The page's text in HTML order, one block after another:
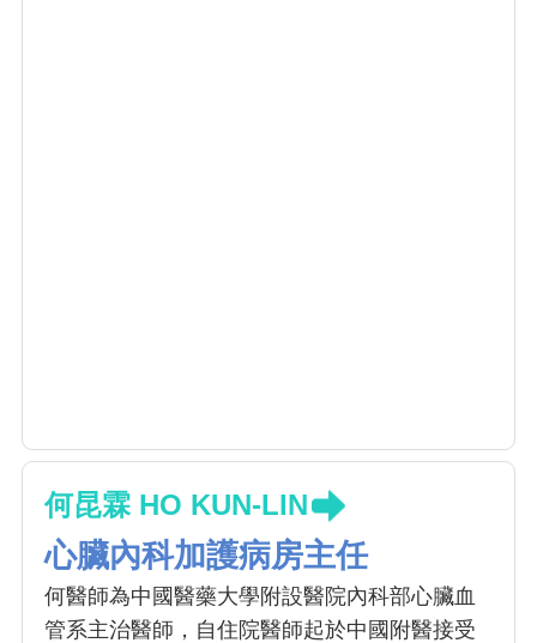
何昆霖 HO KUN-LIN
心臟內科加護病房主任
何醫師為中國醫藥大學附設醫院內科部心臟血
管系主治醫師，自住院醫師起於中國附醫接受